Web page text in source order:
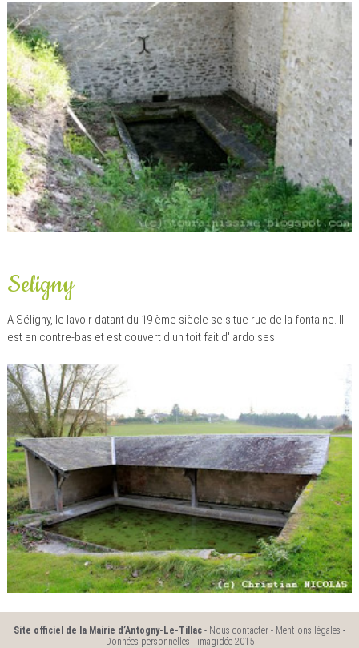
Seligny
A Séligny, le lavoir datant du 19 ème siècle se situe rue de la fontaine. Il
est en contre-bas et est couvert d'un toit fait d' ardoises.
Site officiel de la Mairie d’Antogny-Le-Tillac - Nous contacter - Mentions légales -
Données personnelles - imagidée 2015